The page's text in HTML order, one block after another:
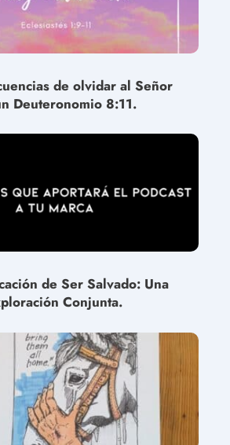
de olvidar al Señor
Deuteronomio 8:11.
de Ser Salvado: Una
Conjunta.